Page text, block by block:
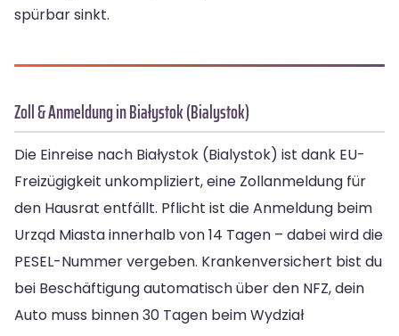
spürbar sinkt.
Zoll & Anmeldung in Białystok (Bialystok)
Die Einreise nach Białystok (Bialystok) ist dank EU-
Freizügigkeit unkompliziert, eine Zollanmeldung für
den Hausrat entfällt. Pflicht ist die Anmeldung beim
Urząd Miasta innerhalb von 14 Tagen – dabei wird die
PESEL-Nummer vergeben. Krankenversichert bist du
bei Beschäftigung automatisch über den NFZ, dein
Auto muss binnen 30 Tagen beim Wydział